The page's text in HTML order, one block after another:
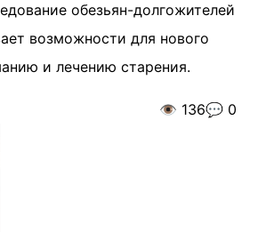
обезьян-долгожителей
возможности для нового
и лечению старения.
👁️ 136💬 0